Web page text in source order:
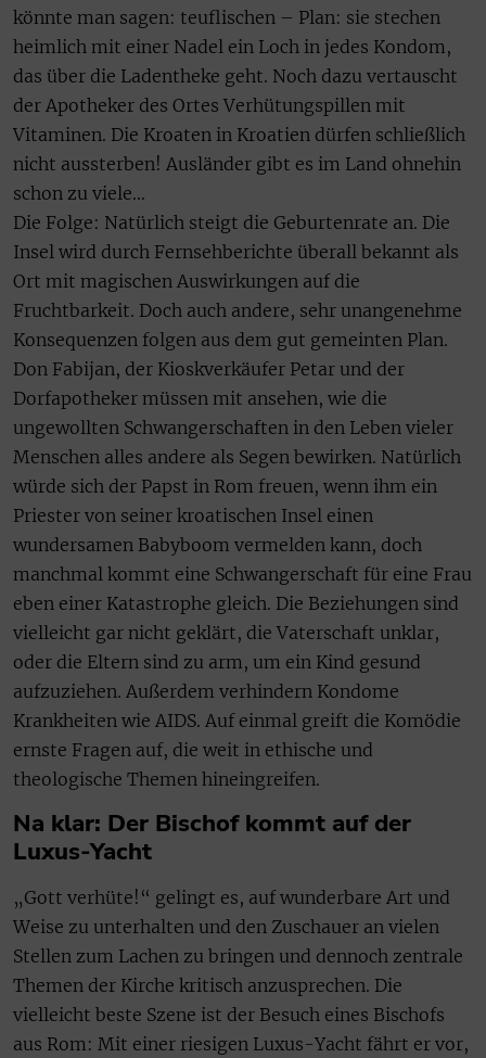
könnte man sagen: teuflischen – Plan: sie stechen
heimlich mit einer Nadel ein Loch in jedes Kondom,
das über die Ladentheke geht. Noch dazu vertauscht
der Apotheker des Ortes Verhütungspillen mit
Vitaminen. Die Kroaten in Kroatien dürfen schließlich
nicht aussterben! Ausländer gibt es im Land ohnehin
schon zu viele…
Die Folge: Natürlich steigt die Geburtenrate an. Die
Insel wird durch Fernsehberichte überall bekannt als
Ort mit magischen Auswirkungen auf die
Fruchtbarkeit. Doch auch andere, sehr unangenehme
Konsequenzen folgen aus dem gut gemeinten Plan.
Don Fabijan, der Kioskverkäufer Petar und der
Dorfapotheker müssen mit ansehen, wie die
ungewollten Schwangerschaften in den Leben vieler
Menschen alles andere als Segen bewirken. Natürlich
würde sich der Papst in Rom freuen, wenn ihm ein
Priester von seiner kroatischen Insel einen
wundersamen Babyboom vermelden kann, doch
manchmal kommt eine Schwangerschaft für eine Frau
eben einer Katastrophe gleich. Die Beziehungen sind
vielleicht gar nicht geklärt, die Vaterschaft unklar,
oder die Eltern sind zu arm, um ein Kind gesund
aufzuziehen. Außerdem verhindern Kondome
Krankheiten wie AIDS. Auf einmal greift die Komödie
ernste Fragen auf, die weit in ethische und
theologische Themen hineingreifen.
Na klar: Der Bischof kommt auf der
Luxus-Yacht
„Gott verhüte!“ gelingt es, auf wunderbare Art und
Weise zu unterhalten und den Zuschauer an vielen
Stellen zum Lachen zu bringen und dennoch zentrale
Themen der Kirche kritisch anzusprechen. Die
vielleicht beste Szene ist der Besuch eines Bischofs
aus Rom: Mit einer riesigen Luxus-Yacht fährt er vor,